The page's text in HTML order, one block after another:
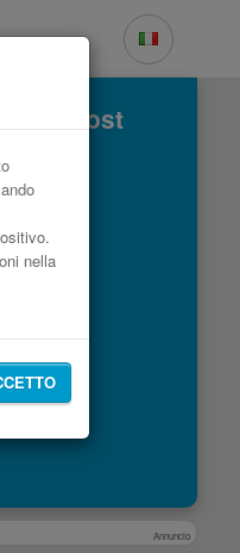
nella
low cost
Annuncio